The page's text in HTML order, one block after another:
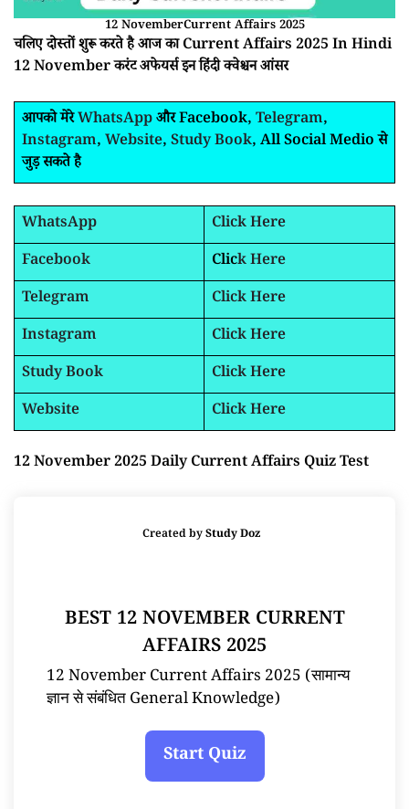
12 NovemberCurrent Affairs 2025
चलिए दोस्तों शुरू करते है आज का Current Affairs 2025 In Hindi
12 November करंट अफेयर्स इन हिंदी क्वेश्चन आंसर
आपको मेरेWhatsAppऔर Facebook, Telegram,
Instagram, Website, Study Book, All Social Medio से
जुड़ सकते है
WhatsApp
Click Here
Facebook
Click Here
Telegram
Click Here
Instagram
Click Here
Study Book
Click Here
Website
Click Here
12 November 2025 Daily Current Affairs Quiz Test
Created byStudy Doz
BEST 12 NOVEMBER CURRENT
AFFAIRS 2025
12 November Current Affairs 2025 (सामान्य
ज्ञान से संबंधित General Knowledge)